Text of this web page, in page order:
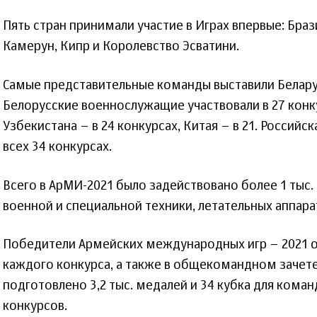
Пять стран принимали участие в Играх впервые:
Камерун, Кипр и Королевство Эсватини.
Самые представительные команды выставили
Белорусские военнослужащие участвовали в 27
Узбекистана – в 24 конкурсах, Китая – в 21.
всех 34 конкурсах.
Всего в АрМИ-2021 было задействовано более 1
военной и специальной техники, летательных
Победители Армейских международных игр – 2021
каждого конкурса, а также в общекомандном
подготовлено 3,2 тыс. медалей и 34 кубка для
конкурсов.